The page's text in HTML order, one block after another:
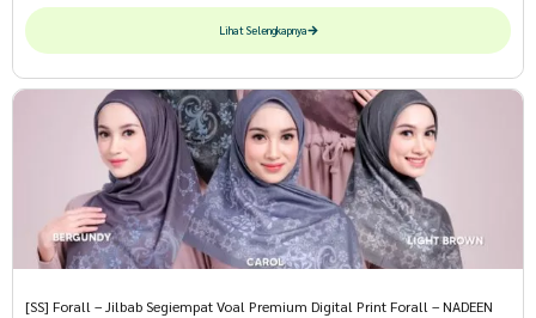
Lihat Selengkapnya
[SS] Forall – Jilbab Segiempat Voal Premium Digital Print Forall – NADEEN